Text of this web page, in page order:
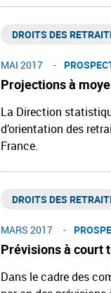
Projections à
DROITS DES
MAI 2017
La Direction
d’orientation des
France.
Prévisions à court
DROITS DES
MARS 2017
Dans le cadre des